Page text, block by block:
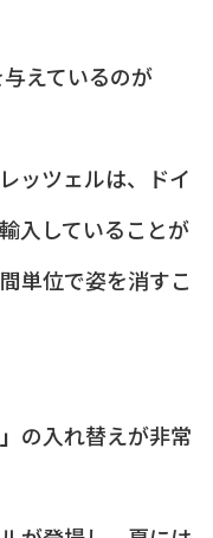
えているのが
ッツェルは、ドイ
入していることが
単位で姿を消すこ
の入れ替えが非常